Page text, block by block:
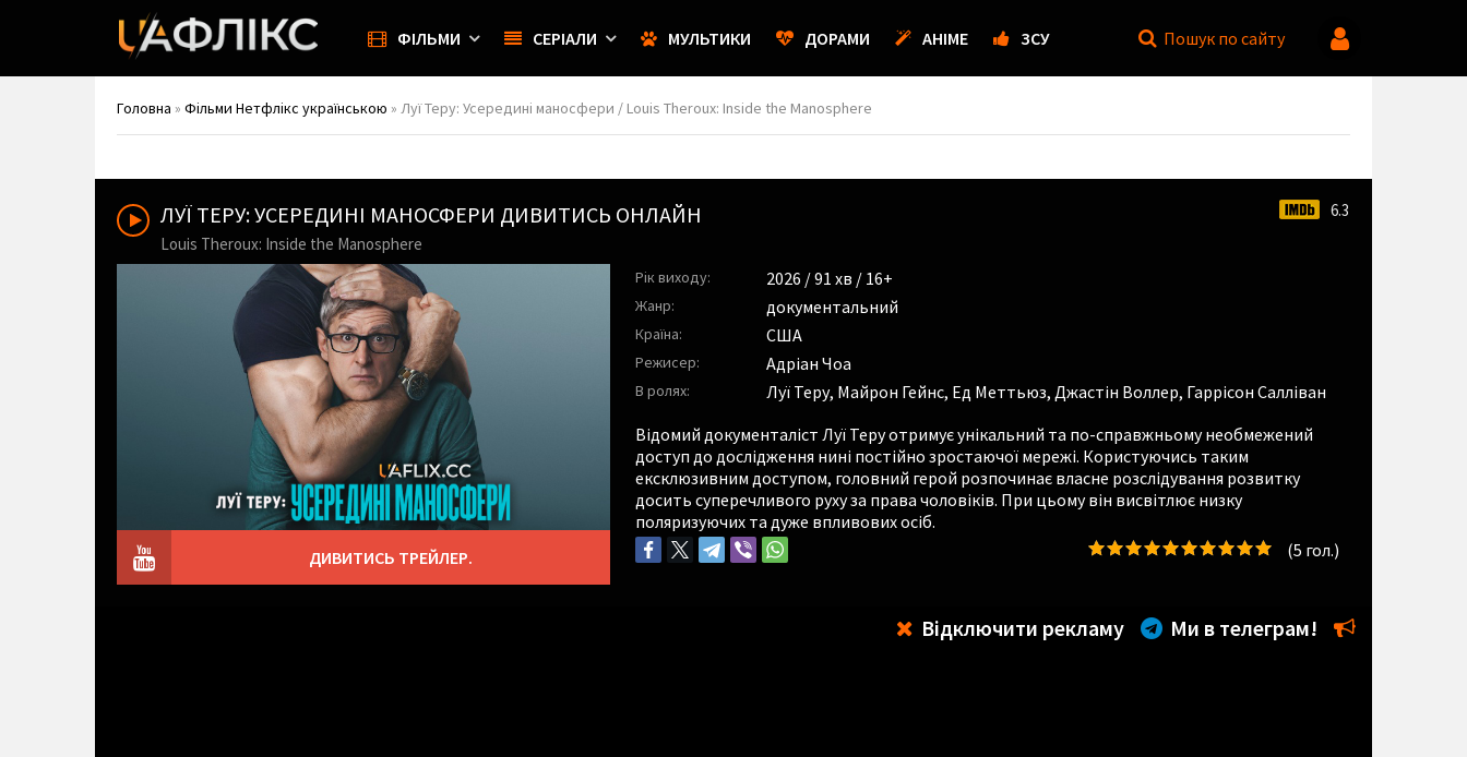
ФІЛЬМИ СЕРІАЛИ МУЛЬТИКИ ДОРАМИ АНІМЕ ЗСУ Пошук по сайту
Головна » Фільми Нетфлікс українською » Луї Теру: Усередині маносфери / Louis Theroux: Inside the Manosphere
ЛУЇ ТЕРУ: УСЕРЕДИНІ МАНОСФЕРИ ДИВИТИСЬ ОНЛАЙН
Louis Theroux: Inside the Manosphere
6.3
Рік виходу: 2026 / 91 хв / 16+
Жанр: документальний
Країна: США
Режисер: Адріан Чоа
В ролях: Луї Теру, Майрон Гейнс, Ед Меттьюз, Джастін Воллер, Гаррісон Салліван
Відомий документаліст Луї Теру отримує унікальний та по-справжньому необмежений
доступ до дослідження нині постійно зростаючої мережі. Користуючись таким
ексклюзивним доступом, головний герой розпочинає власне розслідування розвитку
досить суперечливого руху за права чоловіків. При цьому він висвітлює низку
поляризуючих та дуже впливових осіб.
ДИВИТИСЬ ТРЕЙЛЕР.
(5 гол.)
Відключити рекламу Ми в телеграм!